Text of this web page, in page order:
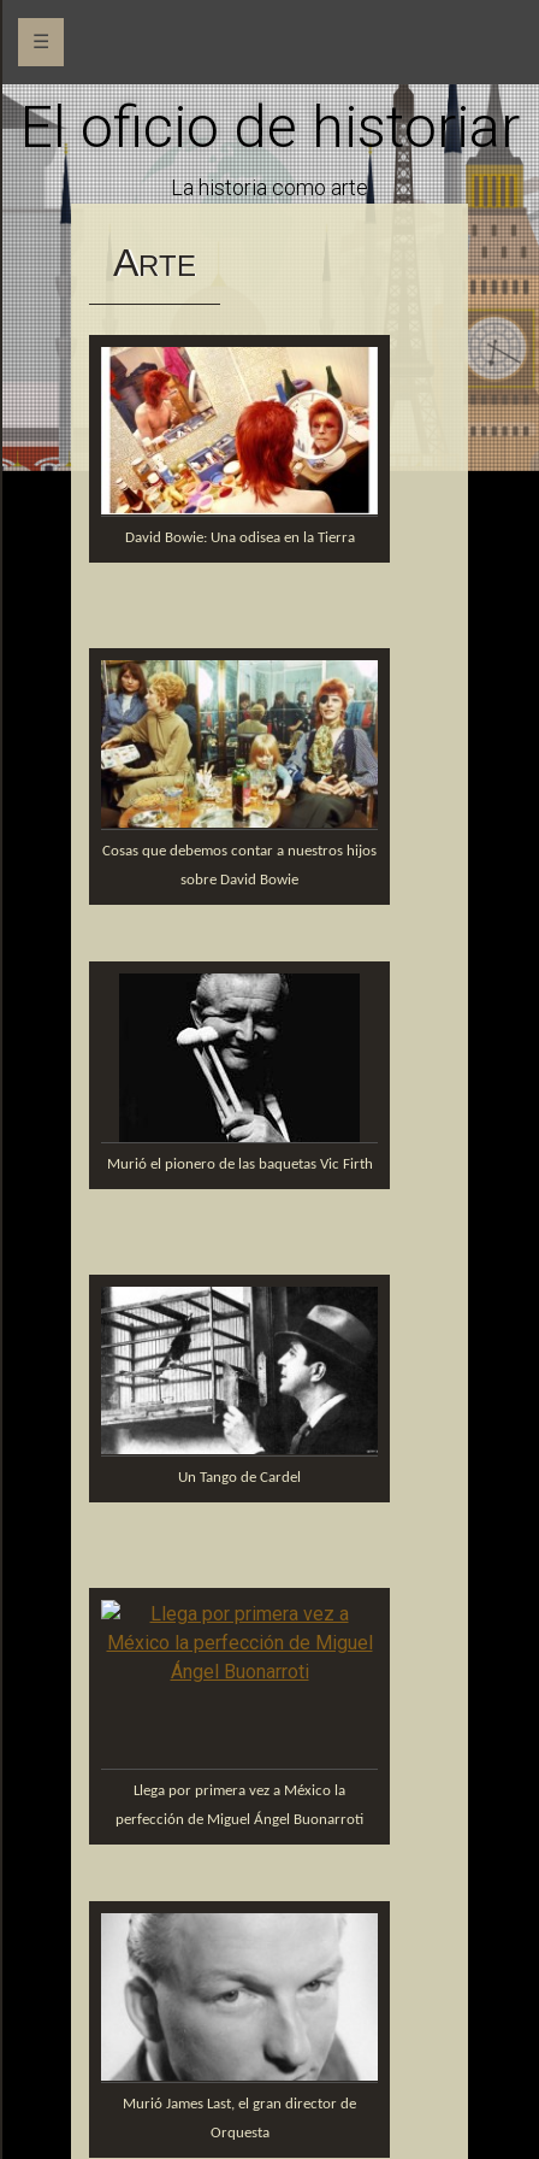
☰
El oficio de historiar
La historia como arte
ARTE
David Bowie: Una odisea en la Tierra
Cosas que debemos contar a nuestros hijos
sobre David Bowie
Murió el pionero de las baquetas Vic Firth
Un Tango de Cardel
Llega por primera vez a México la
perfección de Miguel Ángel Buonarroti
Murió James Last, el gran director de
Orquesta